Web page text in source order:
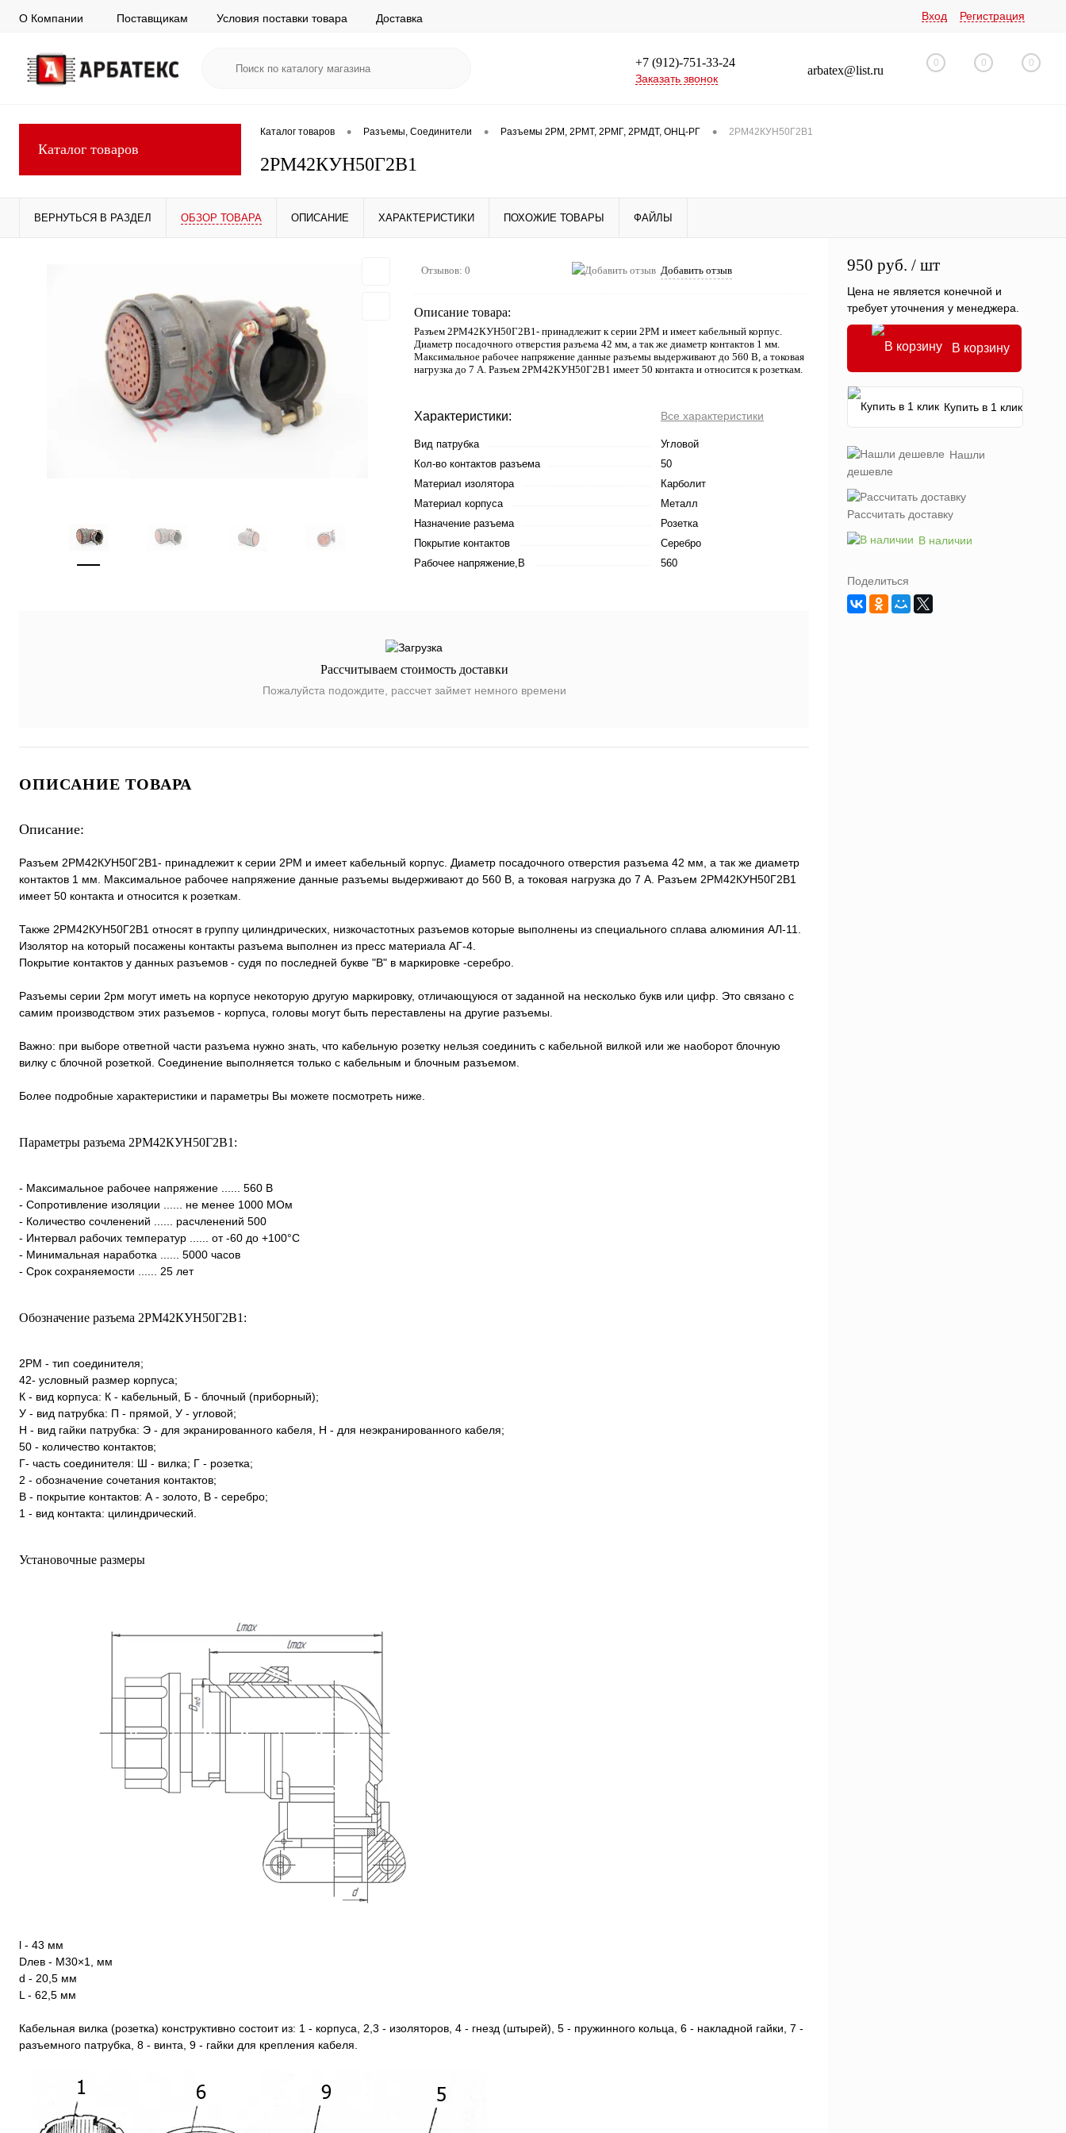
О Компании Поставщикам Условия поставки товара Доставка Вход Регистрация
+7 (912)-751-33-24
Заказать звонок
arbatex@list.ru
0 0 0
Каталог товаров
Каталог товаров • Разъемы, Соединители • Разъемы 2РМ, 2РМТ, 2РМГ, 2РМДТ, ОНЦ-РГ • 2РМ42КУН50Г2В1
2РМ42КУН50Г2В1
ВЕРНУТЬСЯ В РАЗДЕЛ ОБЗОР ТОВАРА ОПИСАНИЕ ХАРАКТЕРИСТИКИ ПОХОЖИЕ ТОВАРЫ ФАЙЛЫ
Отзывов: 0 Добавить отзыв
Описание товара:
Разъем 2РМ42КУН50Г2В1- принадлежит к серии 2РМ и имеет кабельный корпус.
Диаметр посадочного отверстия разъема 42 мм, а так же диаметр контактов 1 мм.
Максимальное рабочее напряжение данные разъемы выдерживают до 560 В, а токовая
нагрузка до 7 А. Разъем 2РМ42КУН50Г2В1 имеет 50 контакта и относится к розеткам.
Характеристики: Все характеристики
Вид патрубка
Угловой
Кол-во контактов разъема
50
Материал изолятора
Карболит
Материал корпуса
Металл
Назначение разъема
Розетка
Покрытие контактов
Серебро
Рабочее напряжение,В
560
Рассчитываем стоимость доставки
Пожалуйста подождите, рассчет займет немного времени
ОПИСАНИЕ ТОВАРА
Описание:
Разъем 2РМ42КУН50Г2В1- принадлежит к серии 2РМ и имеет кабельный корпус. Диаметр посадочного отверстия разъема 42 мм, а так же диаметр
контактов 1 мм. Максимальное рабочее напряжение данные разъемы выдерживают до 560 В, а токовая нагрузка до 7 А. Разъем 2РМ42КУН50Г2В1
имеет 50 контакта и относится к розеткам.
Также 2РМ42КУН50Г2В1 относят в группу цилиндрических, низкочастотных разъемов которые выполнены из специального сплава алюминия АЛ-11.
Изолятор на который посажены контакты разъема выполнен из пресс материала АГ-4.
Покрытие контактов у данных разъемов - судя по последней букве "В" в маркировке -серебро.
Разъемы серии 2рм могут иметь на корпусе некоторую другую маркировку, отличающуюся от заданной на несколько букв или цифр. Это связано с
самим производством этих разъемов - корпуса, головы могут быть переставлены на другие разъемы.
Важно: при выборе ответной части разъема нужно знать, что кабельную розетку нельзя соединить с кабельной вилкой или же наоборот блочную
вилку с блочной розеткой. Соединение выполняется только с кабельным и блочным разъемом.
Более подробные характеристики и параметры Вы можете посмотреть ниже.
Параметры разъема 2РМ42КУН50Г2В1:
- Максимальное рабочее напряжение ...... 560 В
- Сопротивление изоляции ...... не менее 1000 МОм
- Количество сочленений ...... расчленений 500
- Интервал рабочих температур ...... от -60 до +100°С
- Минимальная наработка ...... 5000 часов
- Срок сохраняемости ...... 25 лет
Обозначение разъема 2РМ42КУН50Г2В1:
2РМ - тип соединителя;
42- условный размер корпуса;
К - вид корпуса: К - кабельный, Б - блочный (приборный);
У - вид патрубка: П - прямой, У - угловой;
Н - вид гайки патрубка: Э - для экранированного кабеля, Н - для неэкранированного кабеля;
50 - количество контактов;
Г- часть соединителя: Ш - вилка; Г - розетка;
2 - обозначение сочетания контактов;
В - покрытие контактов: А - золото, В - серебро;
1 - вид контакта: цилиндрический.
Установочные размеры
l - 43 мм
Dлев - М30×1, мм
d - 20,5 мм
L - 62,5 мм
Кабельная вилка (розетка) конструктивно состоит из: 1 - корпуса, 2,3 - изоляторов, 4 - гнезд (штырей), 5 - пружинного кольца, 6 - накладной гайки, 7 -
разъемного патрубка, 8 - винта, 9 - гайки для крепления кабеля.
950 руб. / шт
Цена не является конечной и
требует уточнения у менеджера.
В корзину
Купить в 1 клик
Нашли
дешевле
Рассчитать доставку
В наличии
Поделиться